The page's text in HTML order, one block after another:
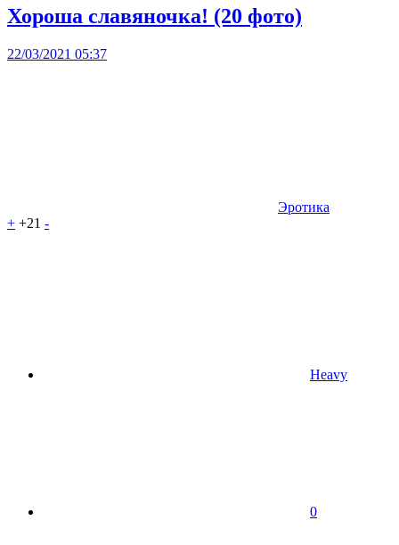
Хороша славяночка! (20 фото)
22/03/2021 05:37
Эротика
+ +21 -
Heavy
0